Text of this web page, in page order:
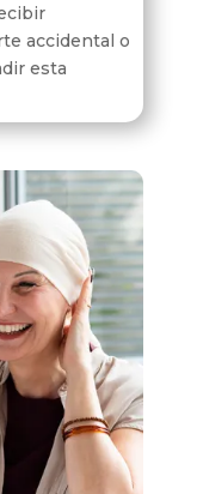
accidental o
esta